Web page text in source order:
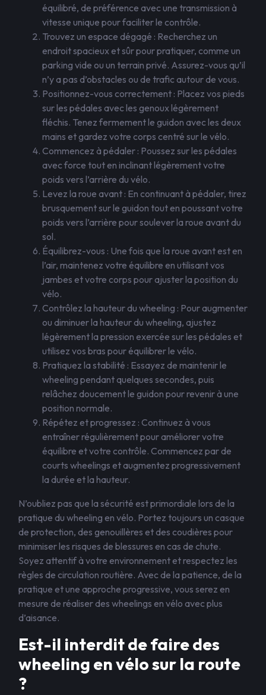
équilibré, de préférence avec une transmission à
vitesse unique pour faciliter le contrôle.
Trouvez un espace dégagé : Recherchez un
endroit spacieux et sûr pour pratiquer, comme un
parking vide ou un terrain privé. Assurez-vous qu’il
n’y a pas d’obstacles ou de trafic autour de vous.
Positionnez-vous correctement : Placez vos pieds
sur les pédales avec les genoux légèrement
fléchis. Tenez fermement le guidon avec les deux
mains et gardez votre corps centré sur le vélo.
Commencez à pédaler : Poussez sur les pédales
avec force tout en inclinant légèrement votre
poids vers l’arrière du vélo.
Levez la roue avant : En continuant à pédaler, tirez
brusquement sur le guidon tout en poussant votre
poids vers l’arrière pour soulever la roue avant du
sol.
Équilibrez-vous : Une fois que la roue avant est en
l’air, maintenez votre équilibre en utilisant vos
jambes et votre corps pour ajuster la position du
vélo.
Contrôlez la hauteur du wheeling : Pour augmenter
ou diminuer la hauteur du wheeling, ajustez
légèrement la pression exercée sur les pédales et
utilisez vos bras pour équilibrer le vélo.
Pratiquez la stabilité : Essayez de maintenir le
wheeling pendant quelques secondes, puis
relâchez doucement le guidon pour revenir à une
position normale.
Répétez et progressez : Continuez à vous
entraîner régulièrement pour améliorer votre
équilibre et votre contrôle. Commencez par de
courts wheelings et augmentez progressivement
la durée et la hauteur.
N’oubliez pas que la sécurité est primordiale lors de la
pratique du wheeling en vélo. Portez toujours un casque
de protection, des genouillères et des coudières pour
minimiser les risques de blessures en cas de chute.
Soyez attentif à votre environnement et respectez les
règles de circulation routière. Avec de la patience, de la
pratique et une approche progressive, vous serez en
mesure de réaliser des wheelings en vélo avec plus
d’aisance.
Est-il interdit de faire des
wheeling en vélo sur la route
?